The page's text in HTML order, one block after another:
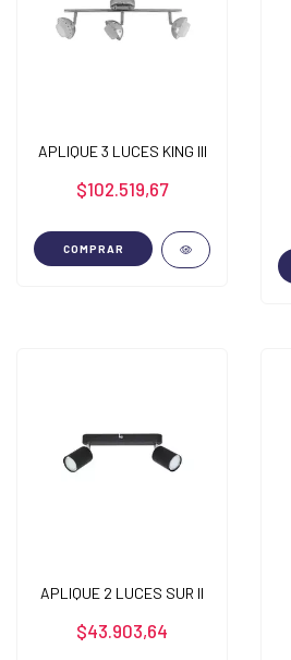
APLIQUE 3 LUCES KING III
$102.519,67
COMPRAR
APLIQUE 2 LUCES SUR II
$43.903,64